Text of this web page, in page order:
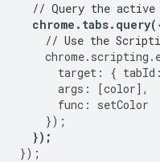
// Query the
chrome . tabs. query
// Use the
chrome. scripting .
target : { tabId :
args : [color],
func :
setColor
});
});
});